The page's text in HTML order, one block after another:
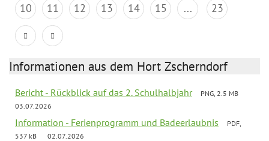
10
11 12 13 14 15 ... 23
Informationen aus dem Hort Zscherndorf
Bericht - Rückblick auf das 2. Schulhalbjahr
PNG, 2.5 MB
03.07.2026
Information - Ferienprogramm und Badeerlaubnis
PDF,
537 kB
02.07.2026